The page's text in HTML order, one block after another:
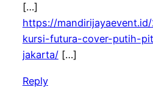
[…]
https://
kursi-futura-cover-putih-
jakarta/[…]
Reply